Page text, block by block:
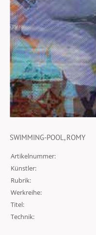
SWIMMING-POOL, ROMY
Artikelnummer:
Künstler:
Rubrik:
Werkreihe:
Titel:
Technik: